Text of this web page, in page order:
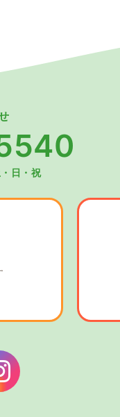
日・祝
フェイスブック